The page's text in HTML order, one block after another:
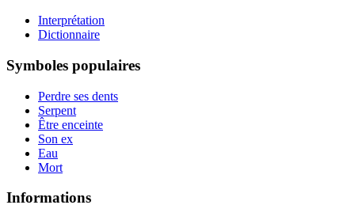
Interprétation
Dictionnaire
Symboles populaires
Perdre ses dents
Serpent
Être enceinte
Son ex
Eau
Mort
Informations